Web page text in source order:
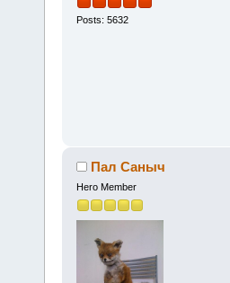
Posts: 5632
Пал Саныч
Hero Member